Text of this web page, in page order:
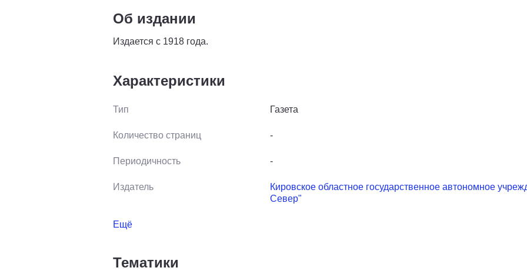
Об издании
Издается с 1918 года.
Характеристики
Тип Газета
Количество страниц -
Периодичность -
Издатель
Кировское областное государственное автономное
Север"
Ещё
Тематики